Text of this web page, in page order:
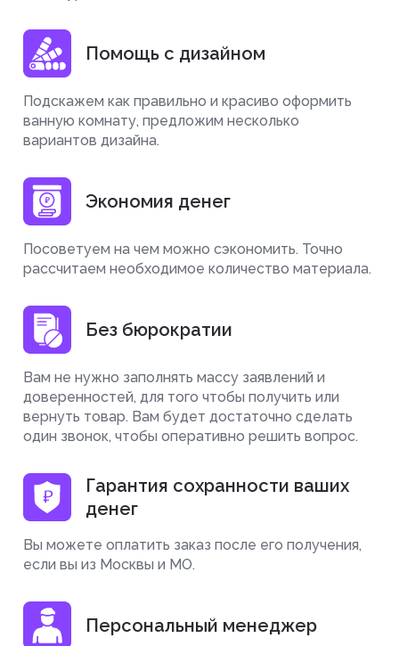
Помощь с дизайном
Подскажем как правильно и красиво оформить
ванную комнату, предложим несколько
вариантов дизайна.
Экономия денег
Посоветуем на чем можно сэкономить. Точно
рассчитаем необходимое количество материала.
Без бюрократии
Вам не нужно заполнять массу заявлений и
доверенностей, для того чтобы получить или
вернуть товар. Вам будет достаточно сделать
один звонок, чтобы оперативно решить вопрос.
Гарантия сохранности ваших
денег
Вы можете оплатить заказ после его получения,
если вы из Москвы и МО.
Персональный менеджер